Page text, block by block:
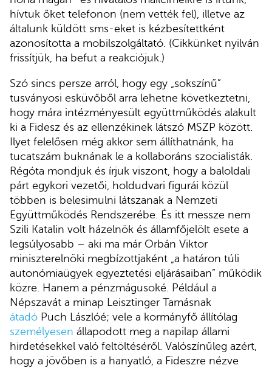
hívtuk őket telefonon (nem vették fel), illetve az
általunk küldött sms-eket is kézbesítettként
azonosította a mobilszolgáltató. (Cikkünket nyilván
frissítjük, ha befut a reakciójuk.)
Szó sincs persze arról, hogy egy „sokszínű”
tusványosi esküvőből arra lehetne következtetni,
hogy mára intézményesült együttműködés alakult
ki a Fidesz és az ellenzékinek látszó MSZP között.
Ilyet felelősen még akkor sem állíthatnánk, ha
tucatszám buknának le a kollaboráns szocialisták.
Régóta mondjuk és írjuk viszont, hogy a baloldali
párt egykori vezetői, holdudvari figurái közül
többen is belesimulni látszanak a Nemzeti
Együttműködés Rendszerébe. És itt messze nem
Szili Katalin volt házelnök és államfőjelölt esete a
legsúlyosabb – aki ma már Orbán Viktor
miniszterelnöki megbízottjaként „a határon túli
autonómiaügyek egyeztetési eljárásaiban” működik
közre. Hanem a pénzmágusoké. Például a
Népszavát a minap Leisztinger Tamásnak
átadó Puch Lászlóé; vele a kormányfő állítólag
személyesen állapodott meg a napilap állami
hirdetésekkel való feltöltéséről. Valószínűleg azért,
hogy a jövőben is a hanyatló, a Fideszre nézve